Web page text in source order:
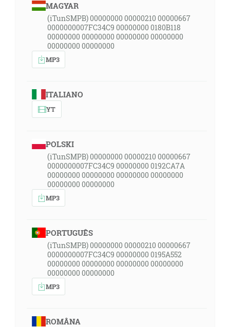
MAGYAR
(iTunSMPB) 00000000 00000210 00000667
0000000007FC34C9 00000000 0180B118
00000000 00000000 00000000 00000000
00000000 00000000
MP3
ITALIANO
YT
POLSKI
(iTunSMPB) 00000000 00000210 00000667
0000000007FC34C9 00000000 0192CA7A
00000000 00000000 00000000 00000000
00000000 00000000
MP3
PORTUGUÊS
(iTunSMPB) 00000000 00000210 00000667
0000000007FC34C9 00000000 0195A552
00000000 00000000 00000000 00000000
00000000 00000000
MP3
ROMÂNA